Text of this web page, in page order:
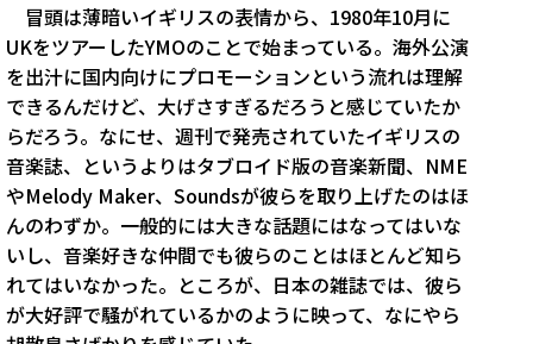
冒頭は薄暗いイギリスの表情から、1980年10月に
UKをツアーしたYMOのことで始まっている。海外公演
を出汁に国内向けにプロモーションという流れは理解
できるんだけど、大げさすぎるだろうと感じていたか
らだろう。なにせ、週刊で発売されていたイギリスの
音楽誌、というよりはタブロイド版の音楽新聞、NME
やMelody Maker、Soundsが彼らを取り上げたのはほ
んのわずか。一般的には大きな話題にはなってはいな
いし、音楽好きな仲間でも彼らのことはほとんど知ら
れてはいなかった。ところが、日本の雑誌では、彼ら
が大好評で騒がれているかのように映って、なにやら